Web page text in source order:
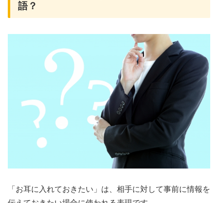
語？
「お耳に入れておきたい」は、相手に対して事前に情報を